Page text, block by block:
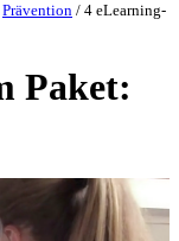
Prävention / 4 eLearning-
Paket: